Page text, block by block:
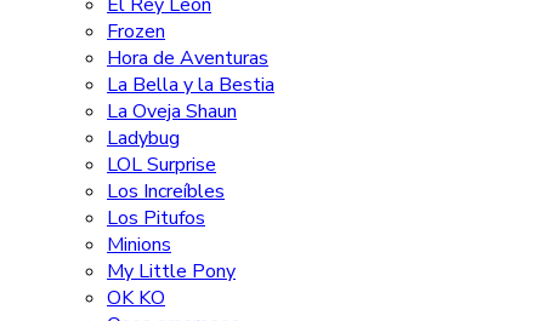
Frozen
Hora de Aventuras
La Bella y la Bestia
La Oveja Shaun
Ladybug
LOL Surprise
Los Increíbles
Los Pitufos
Minions
My Little Pony
OK KO